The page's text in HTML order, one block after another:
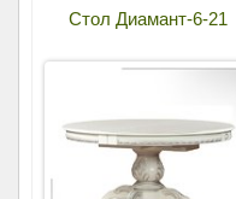
Стол Диамант-6-21